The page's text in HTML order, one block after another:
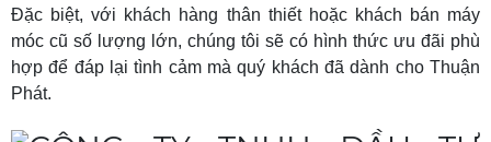
Đặc biệt, với khách hàng thân thiết hoặc khách bán máy
móc cũ số lượng lớn, chúng tôi sẽ có hình thức ưu đãi phù
hợp để đáp lại tình cảm mà quý khách đã dành cho Thuận
Phát.